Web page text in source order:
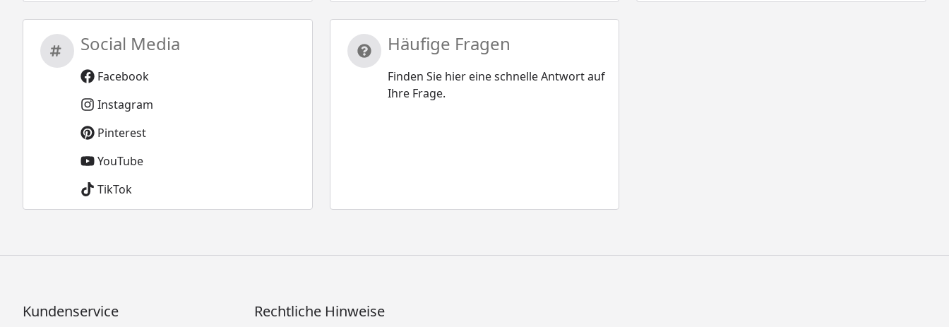
Social Media
Facebook
Instagram
Pinterest
YouTube
TikTok
Häufige Fragen
Finden Sie hier eine schnelle Antwort auf
Ihre Frage.
Kundenservice Rechtliche Hinweise